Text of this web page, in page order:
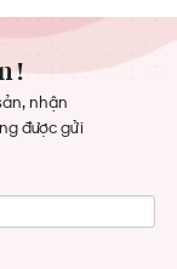
!
nhận
được gửi